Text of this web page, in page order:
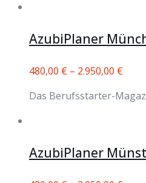
AzubiPlaner
480,00 € – 2.950,00 €
Das Berufsstarter-
AzubiPlaner